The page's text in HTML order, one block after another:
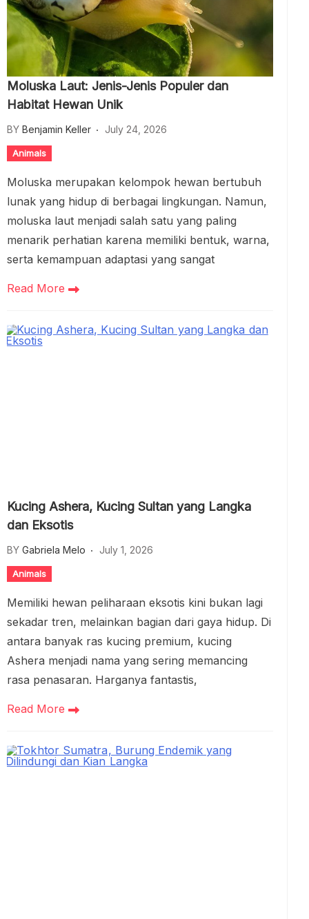
Moluska Laut: Jenis-Jenis Populer dan
Habitat Hewan Unik
BY Benjamin Keller July 24, 2026
Animals
Moluska merupakan kelompok hewan bertubuh
lunak yang hidup di berbagai lingkungan. Namun,
moluska laut menjadi salah satu yang paling
menarik perhatian karena memiliki bentuk, warna,
serta kemampuan adaptasi yang sangat
Read More
Kucing Ashera, Kucing Sultan yang Langka
dan Eksotis
BY Gabriela Melo July 1, 2026
Animals
Memiliki hewan peliharaan eksotis kini bukan lagi
sekadar tren, melainkan bagian dari gaya hidup. Di
antara banyak ras kucing premium, kucing
Ashera menjadi nama yang sering memancing
rasa penasaran. Harganya fantastis,
Read More